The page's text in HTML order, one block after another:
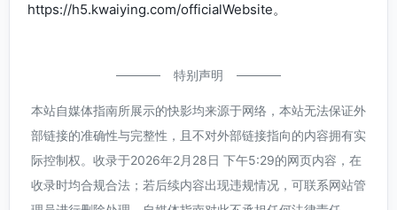
https://h5.kwaiying.com/officialWebsite。
特别声明
本站自媒体指南所展示的快影均来源于网络，本站无法保证外
部链接的准确性与完整性，且不对外部链接指向的内容拥有实
际控制权。收录于2026年2月28日 下午5:29的网页内容，在
收录时均合规合法；若后续内容出现违规情况，可联系网站管